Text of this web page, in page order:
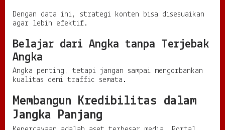
Dengan data ini, strategi konten bisa disesuaikan
agar lebih efektif.
Belajar dari Angka tanpa Terjebak
Angka
Angka penting, tetapi jangan sampai mengorbankan
kualitas demi traffic semata.
Membangun Kredibilitas dalam
Jangka Panjang